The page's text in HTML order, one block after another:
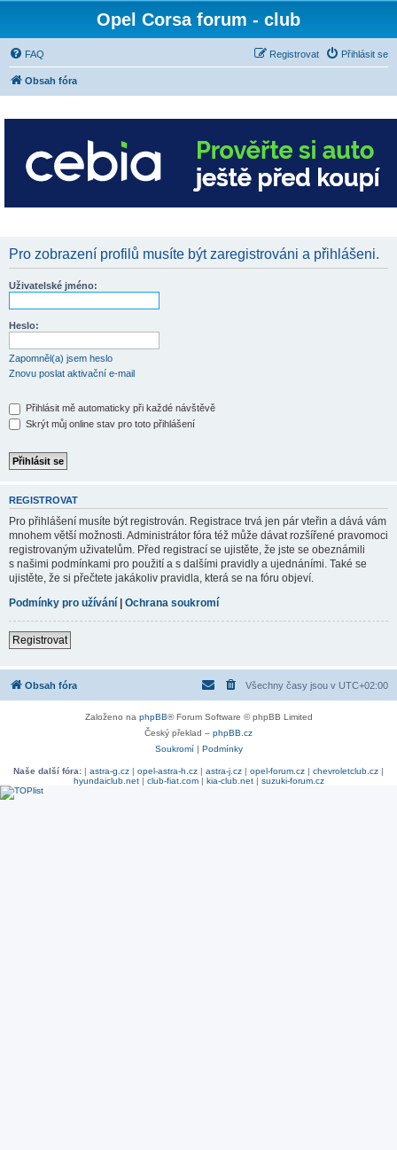
Opel Corsa forum - club
FAQ Přihlásit se
Registrovat
Obsah fóra
Pro zobrazení profilů musíte být zaregistrováni a přihlášeni.
Uživatelské jméno:
Heslo:
Zapomněl(a) jsem heslo
Znovu poslat aktivační e-mail
Přihlásit mě automaticky při každé návštěvě
Skrýt můj online stav pro toto přihlášení
REGISTROVAT
Pro přihlášení musíte být registrován. Registrace trvá jen pár vteřin a dává vám
mnohem větší možnosti. Administrátor fóra též může dávat rozšířené pravomoci
registrovaným uživatelům. Před registrací se ujistěte, že jste se obeznámili
s našimi podmínkami pro použití a s dalšími pravidly a ujednáními. Také se
ujistěte, že si přečtete jakákoliv pravidla, která se na fóru objeví.
Podmínky pro užívání | Ochrana soukromí
Registrovat
Obsah fóra Všechny časy jsou v UTC+02:00
Založeno na phpBB® Forum Software © phpBB Limited
Český překlad – phpBB.cz
Soukromí| Podmínky
Naše další fóra: | astra-g.cz | opel-astra-h.cz | astra-j.cz | opel-forum.cz | chevroletclub.cz |
hyundaiclub.net| club-fiat.com| kia-club.net| suzuki-forum.cz